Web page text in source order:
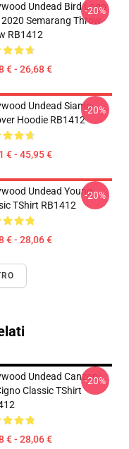
Undead Bird Logo
Semarang Throw
RB1412
€ - 26,68 €
-20%
Undead Siamo
Hoodie RB1412
€ - 45,95 €
-20%
Undead Young
TShirt RB1412
€ - 28,06 €
-20%
Undead Canzoni
Classic TShirt
€ - 28,06 €
-20%